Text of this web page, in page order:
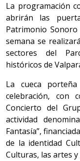
La programación
abrirán las
Patrimonio
semana se
sectores del
históricos de
La cueca
celebración, con
Concierto del
actividad
Fantasía”,
de la identidad
Culturas, las artes